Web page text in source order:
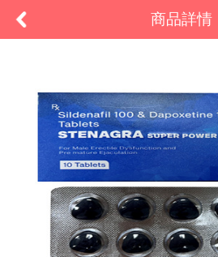
商品詳情